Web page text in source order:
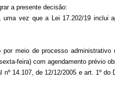
a presente decisão:
uma vez que a Lei 17.202/19 inclui
meio de processo administrativo
feira) com agendamento prévio
14.107, de 12/12/2005 e art. 1º do